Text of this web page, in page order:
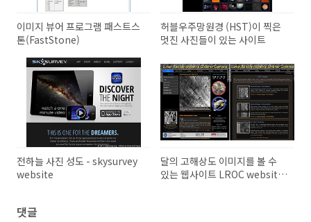
이미지 뷰어 프로그램 패스트스
톤(FastStone)
허블우주망원경 (HST)이 찍은
멋진 사진들이 있는 사이트
전하늘 사진 성도 - skysurvey
website
달의 고해상도 이미지를 볼 수
있는 웹사이트 LROC website
댓글